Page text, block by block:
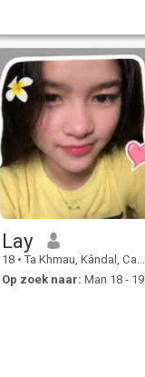
Lay
18 • Ta Khmau, Kândal, Cambodja
Op zoek naar: Man 18 - 19